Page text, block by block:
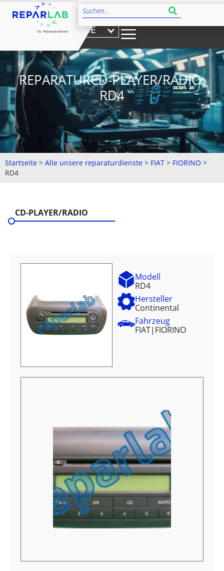
DE
REPARATURCD-PLAYER/RADIO:
RD4
Startseite > Alle unsere reparaturdienste > FIAT > FIORINO >
RD4
CD-PLAYER/RADIO
Modell
RD4
Hersteller
Continental
Fahrzeug
FIAT| FIORINO